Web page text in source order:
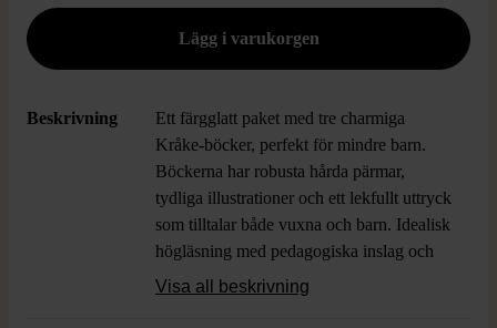
Beskrivning
Ett färgglatt paket med tre charmiga
Kråke-böcker, perfekt för mindre barn.
Böckerna har robusta hårda pärmar,
tydliga illustrationer och ett lekfullt uttryck
som tilltalar både vuxna och barn. Idealisk
högläsning med pedagogiska inslag och
lättsamt språk. Skicket är gott och en av
Visa all beskrivning